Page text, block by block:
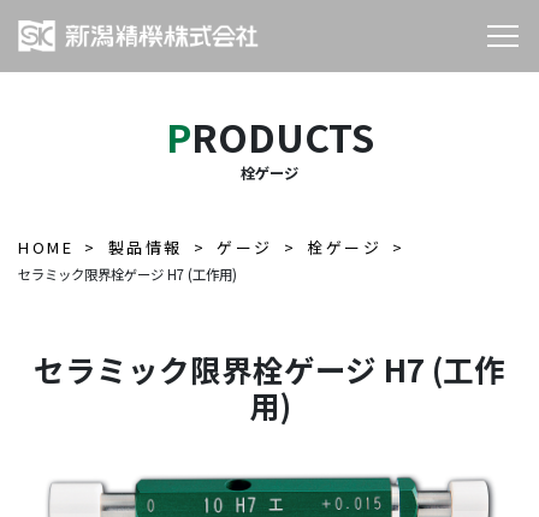
PRODUCTS
栓ゲージ
HOME 製品情報 ゲージ 栓ゲージ
セラミック限界栓ゲージ H7 (工作用)
セラミック限界栓ゲージ H7 (工作
用)